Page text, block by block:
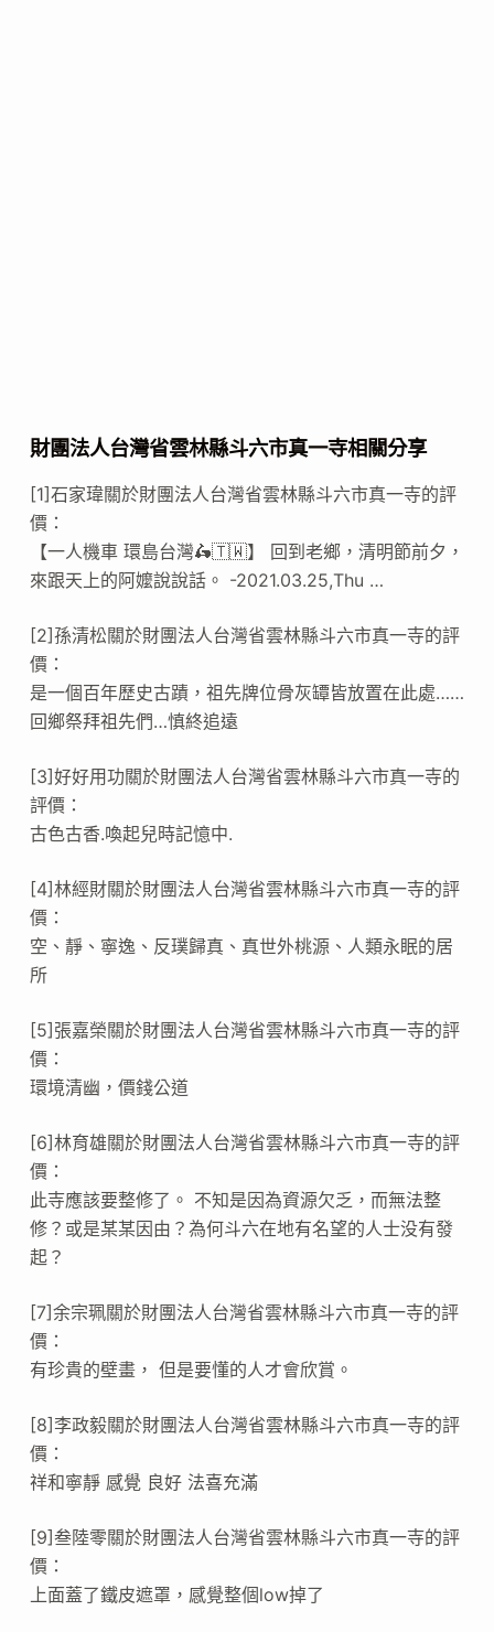
財團法人台灣省雲林縣斗六市真一寺相關分享
[1]石家瑋關於財團法人台灣省雲林縣斗六市真一寺的評
價：
【一人機車 環島台灣🛵🇹🇼】 回到老鄉，清明節前夕，
來跟天上的阿嬤說說話。 -2021.03.25,Thu …
[2]孫清松關於財團法人台灣省雲林縣斗六市真一寺的評
價：
是一個百年歷史古蹟，祖先牌位骨灰罈皆放置在此處……
回鄉祭拜祖先們…慎終追遠
[3]好好用功關於財團法人台灣省雲林縣斗六市真一寺的
評價：
古色古香.喚起兒時記憶中.
[4]林經財關於財團法人台灣省雲林縣斗六市真一寺的評
價：
空、靜、寧逸、反璞歸真、真世外桃源、人類永眠的居
所
[5]張嘉榮關於財團法人台灣省雲林縣斗六市真一寺的評
價：
環境清幽，價錢公道
[6]林育雄關於財團法人台灣省雲林縣斗六市真一寺的評
價：
此寺應該要整修了。 不知是因為資源欠乏，而無法整
修？或是某某因由？為何斗六在地有名望的人士没有發
起？
[7]余宗珮關於財團法人台灣省雲林縣斗六市真一寺的評
價：
有珍貴的壁畫， 但是要懂的人才會欣賞。
[8]李政毅關於財團法人台灣省雲林縣斗六市真一寺的評
價：
祥和寧靜 感覺 良好 法喜充滿
[9]叁陸零關於財團法人台灣省雲林縣斗六市真一寺的評
價：
上面蓋了鐵皮遮罩，感覺整個low掉了